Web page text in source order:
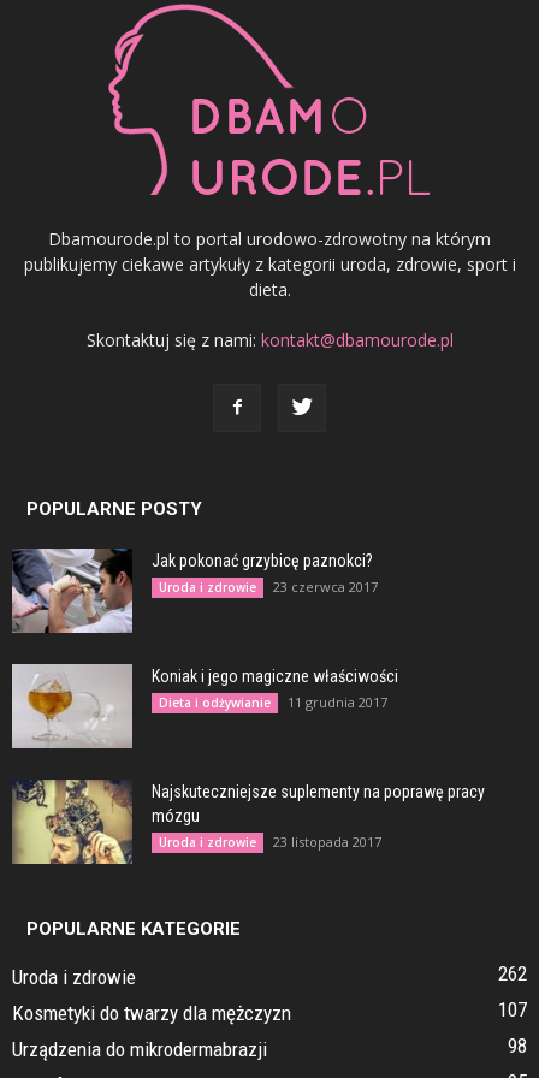
Dbamourode.pl to portal urodowo-zdrowotny na którym
publikujemy ciekawe artykuły z kategorii uroda, zdrowie, sport i
dieta.
Skontaktuj się z nami: kontakt@dbamourode.pl
POPULARNE POSTY
Jak pokonać grzybicę paznokci?
Uroda i zdrowie 23 czerwca 2017
Koniak i jego magiczne właściwości
Dieta i odżywianie 11 grudnia 2017
Najskuteczniejsze suplementy na poprawę pracy
mózgu
Uroda i zdrowie 23 listopada 2017
POPULARNE KATEGORIE
Uroda i zdrowie
262
Kosmetyki do twarzy dla mężczyzn
107
Urządzenia do mikrodermabrazji
98